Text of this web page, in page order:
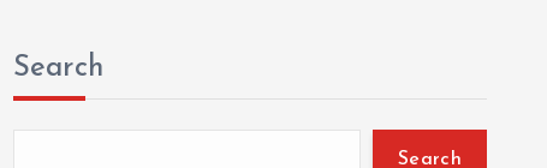
Search
Search